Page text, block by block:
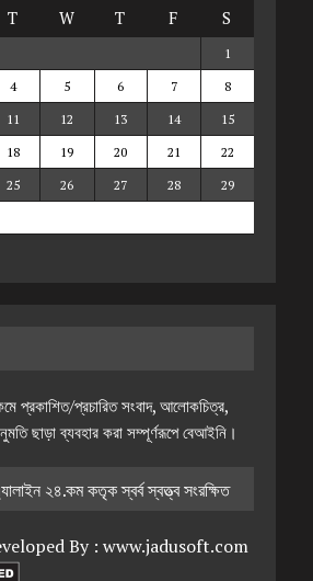
T W T F S
1
4 5 6 7
8
11 12 13 14
15
18 19 20 21
22
25 26 27 28
29
প্রকাশিত/প্রচারিত সংবাদ, আলোকচিত্র,
ছাড়া ব্যবহার করা সম্পূর্ণরূপে বেআইনি।
২৪.কম কতৃক স্বর্ব স্বত্ত্ব সংরক্ষিত
By :www.jadusoft.com